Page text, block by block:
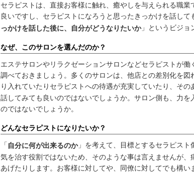
セラピストは、直接お客様に触れ、癒やしを与えられる職
良いですし、セラピストになろうと思ったきっかけを話して
っかけを話した後に、自分がどうなりたいか」というビジョ
なぜ、このサロンを選んだのか？
エステサロンやリラクゼーションサロンなどセラピストが
調べておきましょう。多くのサロンは、他店との差別化を
り入れていたりセラピストへの待遇が充実していたり、その
話してみても良いのではないでしょうか。サロン側も、力
のではないでしょうか。
どんなセラピストになりたいか？
「 自分に何が出来るのか」を考えて、目標とするセラピス
気を治す役割ではないため、そのような事は言えませんが
あげたりします。お客様に対してや、同僚に対してでも構